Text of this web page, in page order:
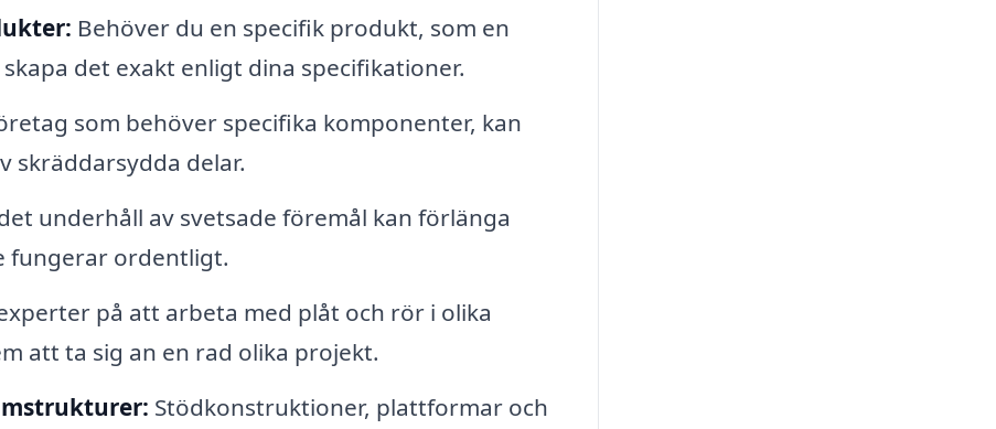
Behöver du en specifik produkt, som en
det exakt enligt dina specifikationer.
som behöver specifika komponenter, kan
skräddarsydda delar.
underhåll av svetsade föremål kan förlänga
fungerar ordentligt.
på att arbeta med plåt och rör i olika
att ta sig an en rad olika projekt.
Stödkonstruktioner, plattformar och